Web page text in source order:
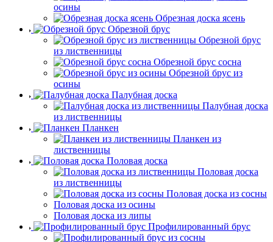
осины
Обрезная доска ясень
Обрезной брус
Обрезной брус
из лиственницы
Обрезной брус сосна
Обрезной брус из
осины
Палубная доска
Палубная доска
из лиственницы
Планкен
Планкен из
лиственницы
Половая доска
Половая доска
из лиственницы
Половая доска из сосны
Половая доска из осины
Половая доска из липы
Профилированный брус